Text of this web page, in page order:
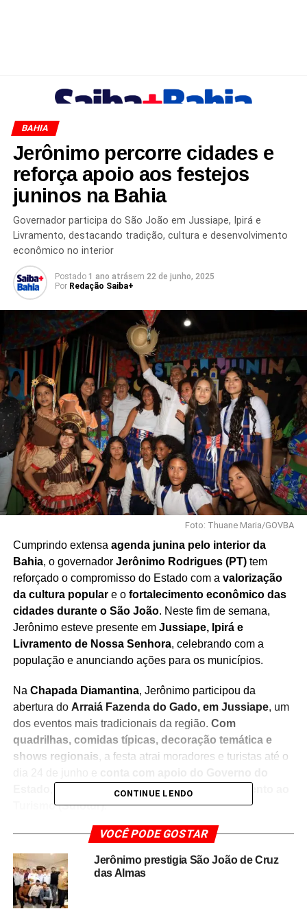
BAHIA
Jerônimo percorre cidades e
reforça apoio aos festejos
juninos na Bahia
Governador participa do São João em Jussiape, Ipirá e
Livramento, destacando tradição, cultura e desenvolvimento
econômico no interior
Postado 1 ano atrásem 22 de junho, 2025
Por Redação Saiba+
Foto: Thuane Maria/GOVBA
Cumprindo extensa agenda junina pelo interior da
Bahia, o governador Jerônimo Rodrigues (PT)tem
reforçado o compromisso do Estado com a valorização
da cultura populare o fortalecimento econômico das
cidades durante o São João. Neste fim de semana,
Jerônimo esteve presente em Jussiape, Ipirá e
Livramento de Nossa Senhora, celebrando com a
população e anunciando ações para os municípios.
Na Chapada Diamantina, Jerônimo participou da
abertura do Arraiá Fazenda do Gado, em Jussiape, um
dos eventos mais tradicionais da região. Com
quadrilhas, comidas típicas, decoração temática e
shows regionais, a festa atrai moradores e turistas até o
, por meio daSuperintendência de Fomento ao
Turismo (Sufotur).
“O São João movimenta a cultura, o turismo e o
comércio. Estamos aqui para reafirmar nosso
compromisso com o interior e com as tradições do
povo baiano”
barracas e apresentações culturais no município. A
CONTINUE LENDO
VOCÊ PODE GOSTAR
Jerônimo prestigia São João de Cruz
das Almas